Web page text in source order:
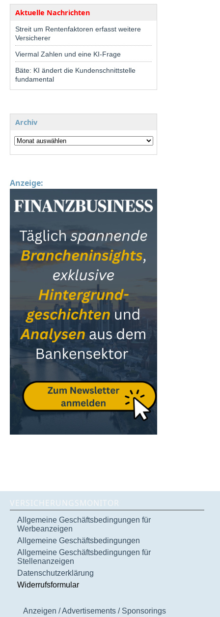
Aktuelle Nachrichten
Streit um Rentenfaktoren erfasst weitere
Versicherer
Viermal Zahlen und eine KI-Frage
Bäte: KI ändert die Kundenschnittstelle
fundamental
Archiv
Anzeige:
VERSICHERUNGSMONITOR
Allgemeine Geschäftsbedingungen für
Werbeanzeigen
Allgemeine Geschäftsbedingungen
Allgemeine Geschäftsbedingungen für
Stellenanzeigen
Datenschutzerklärung
Widerrufsformular
Anzeigen / Advertisements / Sponsorings